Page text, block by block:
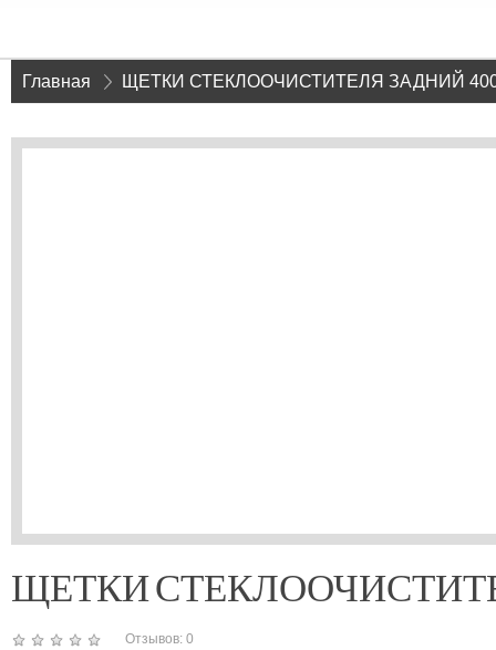
Главная » ЩЕТКИ СТЕКЛООЧИСТИТЕЛЯ ЗАДНИЙ
ЩЕТКИ СТЕКЛООЧИСТИТЕЛЯ
Отзывов: 0